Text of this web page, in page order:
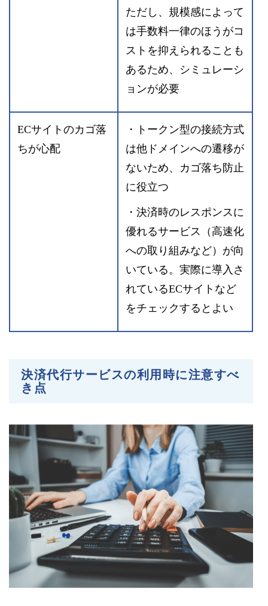
ただし、規模感によって
は手数料一律のほうがコ
ストを抑えられることも
あるため、シミュレーシ
ョンが必要
ECサイトのカゴ落
ちが心配
・トークン型の接続方式
は他ドメインへの遷移が
ないため、カゴ落ち防止
に役立つ
・決済時のレスポンスに
優れるサービス（高速化
への取り組みなど）が向
いている。実際に導入さ
れているECサイトなど
をチェックするとよい
決済代行サービスの利用時に注意すべ
き点